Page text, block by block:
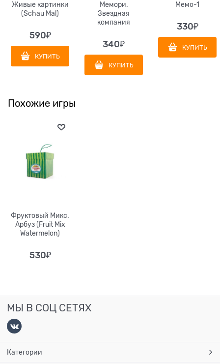
Живые картинки
(Schau Mal)
590₽
КУПИТЬ
Мемори.
Звездная
компания
340₽
КУПИТЬ
Мемо-1
330₽
КУПИТЬ
Похожие игры
Фруктовый Микс.
Арбуз (Fruit Mix
Watermelon)
530₽
МЫ В СОЦ СЕТЯХ
Категории